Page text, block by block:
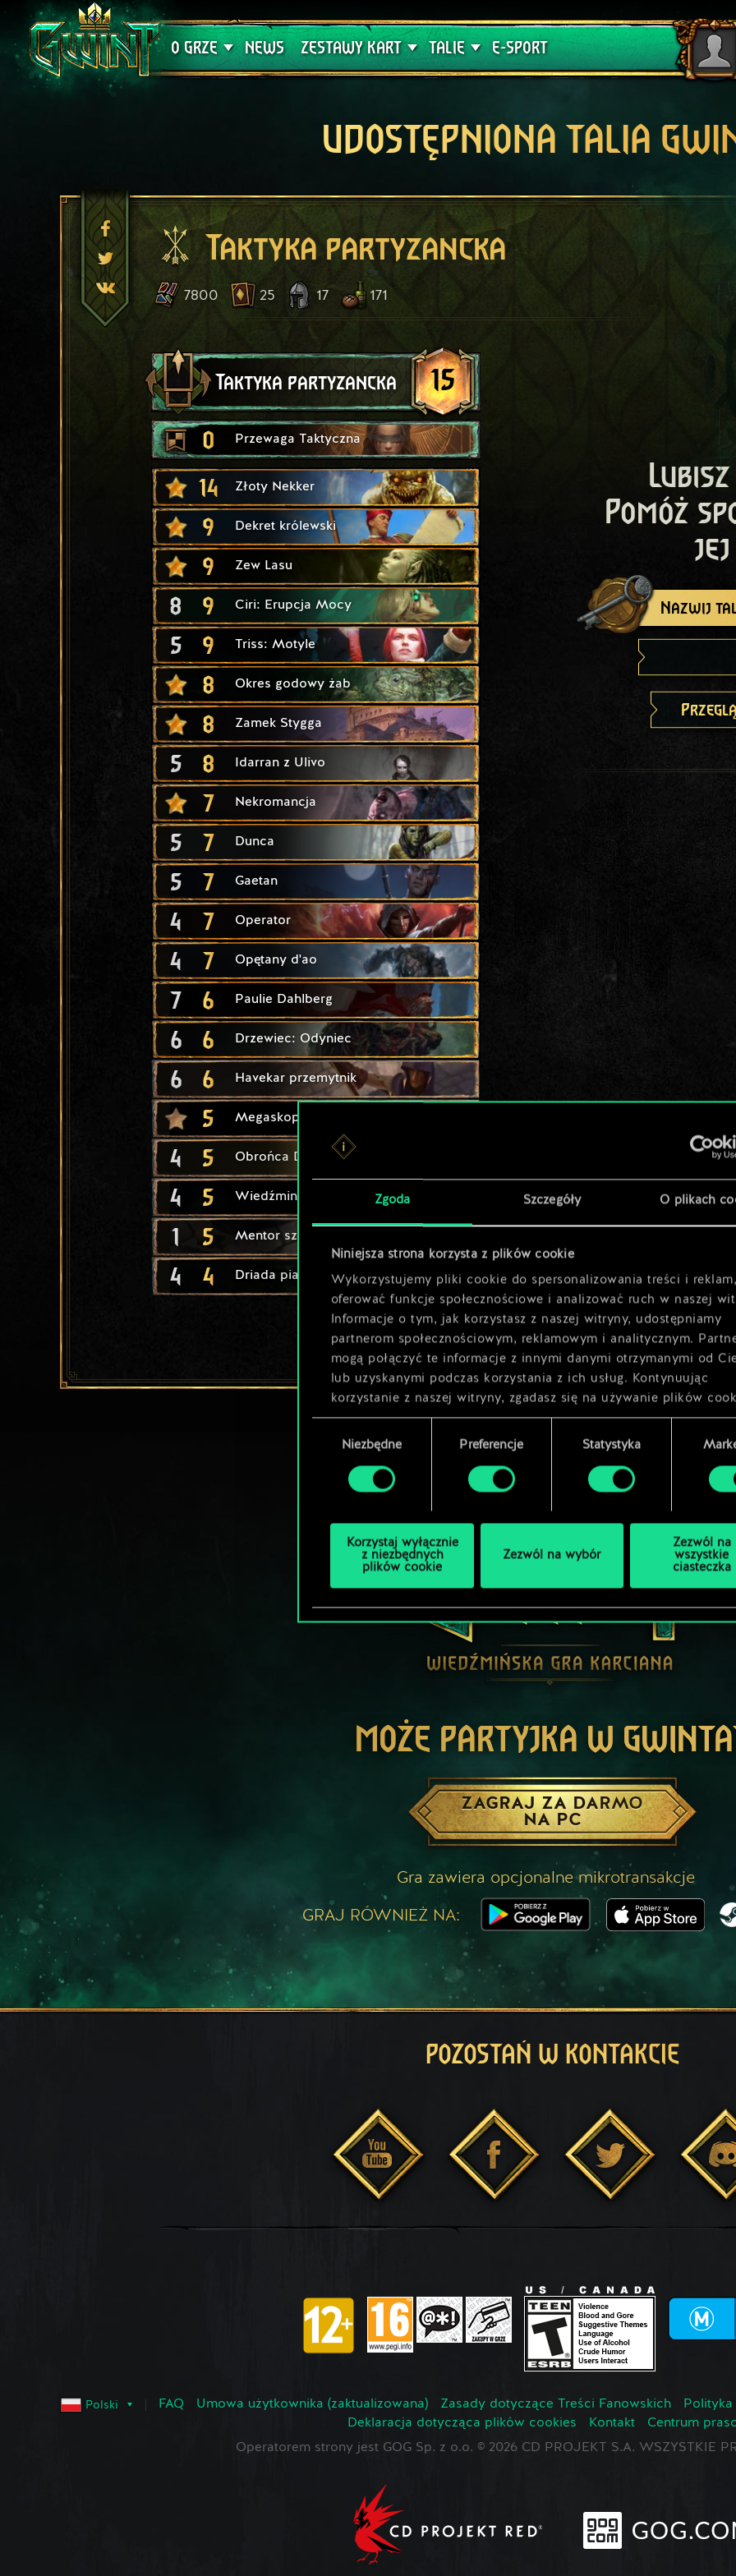
Zgoda Szczegóły O plikach
Niniejsza strona korzysta z plików cookie
Wykorzystujemy pliki cookie do spersonalizowania treści i
oferować funkcje społecznościowe i analizować ruch w naszej
Informacje o tym, jak korzystasz z naszej witryny, udostępniamy
partnerom społecznościowym, reklamowym i analitycznym.
mogą połączyć te informacje z innymi danymi otrzymanymi od
lub uzyskanymi podczas korzystania z ich usług. Kontynuując
korzystanie z naszej witryny, zgadasz się na używanie plików
zgodyNiezbędne Preferencje Statystyka
Korzystaj wyłącznie
z niezbędnych
plików cookie
Zezwól na wybór
Zezwól na
wszystkie
ciasteczka
O GRZE
Wsparcie techniczne
NEWS ZESTAWY KART
Krwawa Klątwa
TALIE
Poradniki
E-SPORT
UDOSTĘPNIONA TALIA
Taktyka partyzancka
7800 25 17 171
Taktyka partyzancka 15
0 Przewaga Taktyczna
14 Złoty Nekker
9 Dekret królewski
9 Zew Lasu
8 9 Ciri: Erupcja Mocy
5 9 Triss: Motyle
8 Okres godowy żab
8 Zamek Stygga
5 8 Idarran z Ulivo
7 Nekromancja
5 7 Dunca
5 7 Gaetan
4 7 Operator
4 7 Opętany d'ao
7 6 Paulie Dahlberg
6 6 Drzewiec: Odyniec
6 6 Havekar przemytnik
5 Megaskop
4 5 Obrońca Dol Blathanna
4 5 Wiedźmin szkoły Kota
1 5 Mentor szkoły Kota
4 4 Driada piastunka
Pomóż
jej
Nazwij
MOŻE PARTYJKA W
ZAGRAJ ZA DARMO
NA PC
Gra zawiera opcjonalne mikrotransakcje
GRAJ RÓWNIEŻ NA:
POZOSTAŃ W KONTAKCIE
Polski FAQ Umowa użytkownika (zaktualizowana) Zasady dotyczące Treści Fanowskich
Deklaracja dotycząca plików cookies
Kontakt
Centrum
Operatorem strony jest GOG Sp. z o.o. © 2026 CD PROJEKT S.A. WSZYSTKIE